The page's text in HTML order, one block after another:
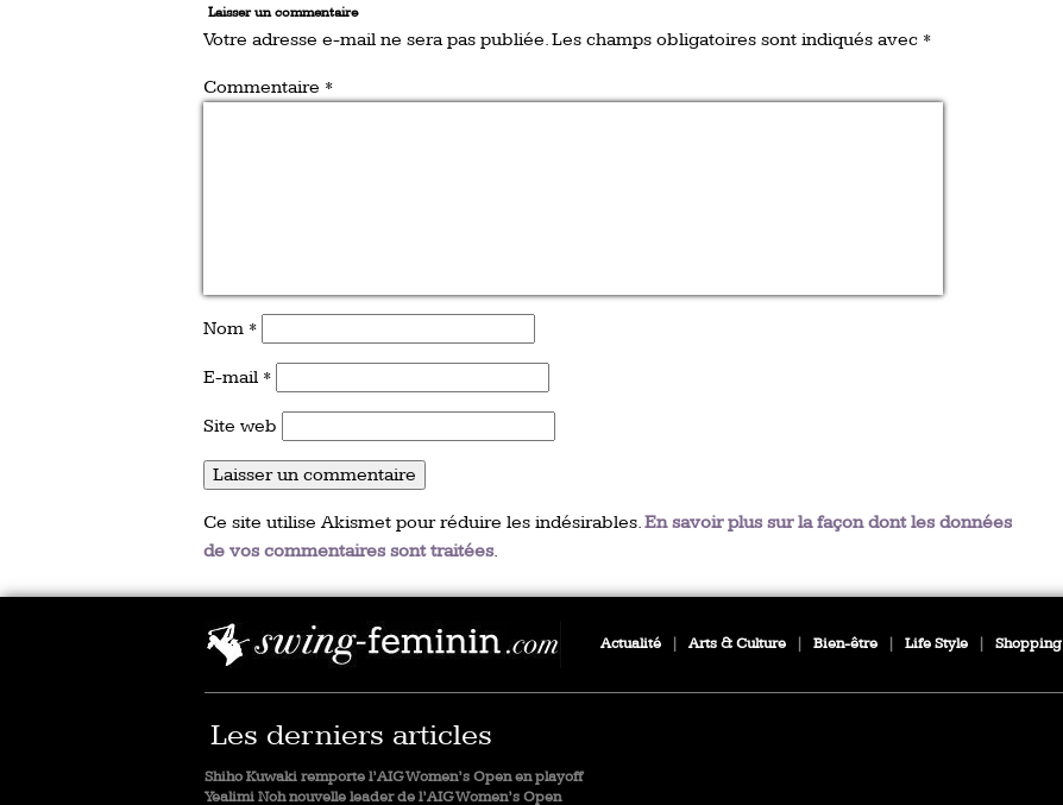
Laisser un commentaire
Votre adresse e-mail ne sera pas publiée.Les champs obligatoires sont indiqués avec *
Commentaire *
Nom *
E-mail *
Site web
Ce site utilise Akismet pour réduire les indésirables.En savoir plus sur la façon dont les données
de vos commentaires sont traitées.
Actualité Arts & Culture Bien-être Life Style Shopping
Les derniers articles
Shiho Kuwaki remporte l’AIG Women’s Open en playoff
Yealimi Noh nouvelle leader de l’AIG Women’s Open